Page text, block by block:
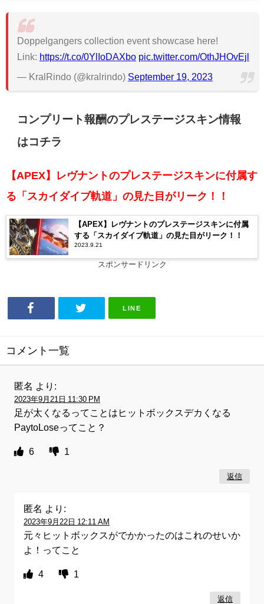
Doppelgangers collection event showcase here!
Link: https://t.co/0YlIoDAXbo pic.twitter.com/OthJHOvEjl
— KralRindo (@kralrindo) September 19, 2023
コンプリート報酬のプレステージスキン情報
はコチラ
【APEX】レヴナントのプレステージスキンに付属す
る「スカイダイブ軌道」の見た目がリーク！！
【APEX】レヴナントのプレステージスキンに付属
する「スカイダイブ軌道」の見た目がリーク！！
2023.9.21
スポンサードリンク
LINE
コメント一覧
匿名 より:
2023年9月21日 11:30 PM
足が太くなるってことはヒットボックスデカくなる
PaytoLoseってこと？
6 1
返信
匿名 より:
2023年9月22日 12:11 AM
元々ヒットボックスがでかかったのはこれのせいか
よ！ってこと
4 1
返信